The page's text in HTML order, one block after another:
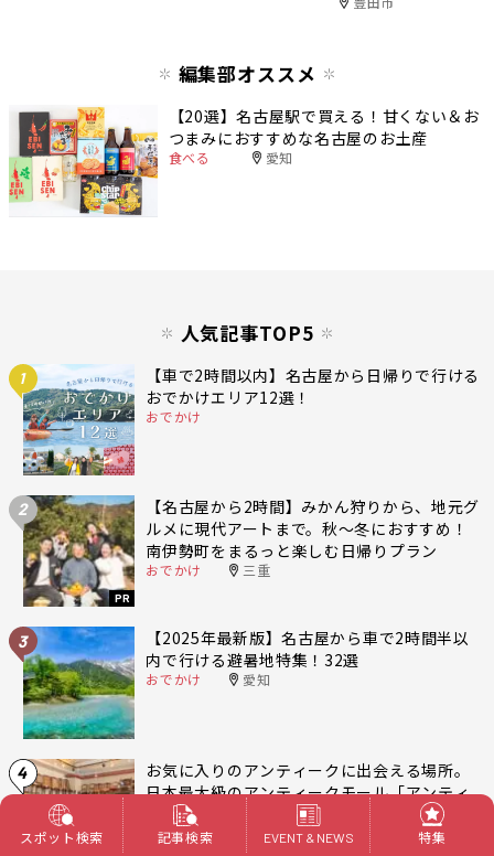
編集部オススメ
【20選】名古屋駅で買える！甘くない＆お
つまみにおすすめな名古屋のお土産
食べる 愛知
人気記事TOP5
1
【車で2時間以内】名古屋から日帰りで行ける
おでかけエリア12選！
おでかけ
2
PR
【名古屋から2時間】みかん狩りから、地元グ
ルメに現代アートまで。秋〜冬におすすめ！
南伊勢町をまるっと楽しむ日帰りプラン
おでかけ 三重
3
【2025年最新版】名古屋から車で2時間半以
内で行ける避暑地特集！32選
おでかけ 愛知
4
お気に入りのアンティークに出会える場所。
日本最大級のアンティークモール「アンティ
ークマーケット吹上」
暮らし 名古屋 東区
スポット検索 記事検索 EVENT & NEWS 特集